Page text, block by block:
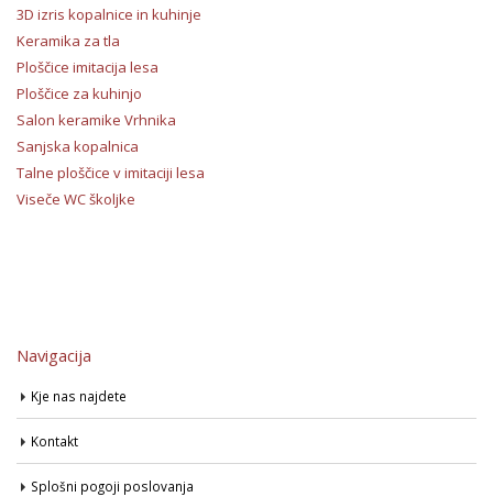
3D izris kopalnice in kuhinje
Keramika za tla
Ploščice imitacija lesa
Ploščice za kuhinjo
Salon keramike Vrhnika
Sanjska kopalnica
Talne ploščice v imitaciji lesa
Viseče WC školjke
Navigacija
Kje nas najdete
Kontakt
Splošni pogoji poslovanja